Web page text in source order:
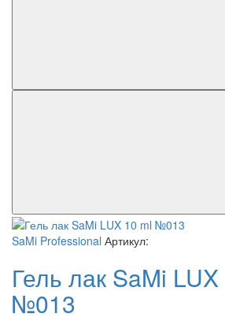
SaMi Professional Артикул:
Гель лак SaMi
№013